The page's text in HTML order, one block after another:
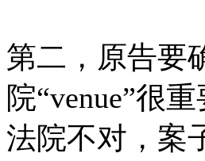
第二，原告要
院“venue”很
法院不对，案